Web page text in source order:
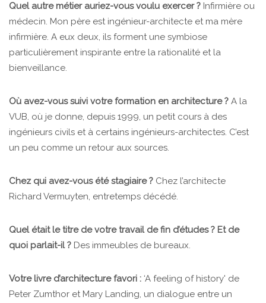
Quel autre métier auriez-vous voulu exercer ? Infirmière ou
médecin. Mon père est ingénieur-architecte et ma mère
infirmière. A eux deux, ils forment une symbiose
particulièrement inspirante entre la rationalité et la
bienveillance.
Où avez-vous suivi votre formation en architecture ? A la
VUB, où je donne, depuis 1999, un petit cours à des
ingénieurs civils et à certains ingénieurs-architectes. C’est
un peu comme un retour aux sources.
Chez qui avez-vous été stagiaire ? Chez l’architecte
Richard Vermuyten, entretemps décédé.
Quel était le titre de votre travail de fin d’études ? Et de
quoi parlait-il ? Des immeubles de bureaux.
Votre livre d’architecture favori : ‘A feeling of history' de
Peter Zumthor et Mary Landing, un dialogue entre un